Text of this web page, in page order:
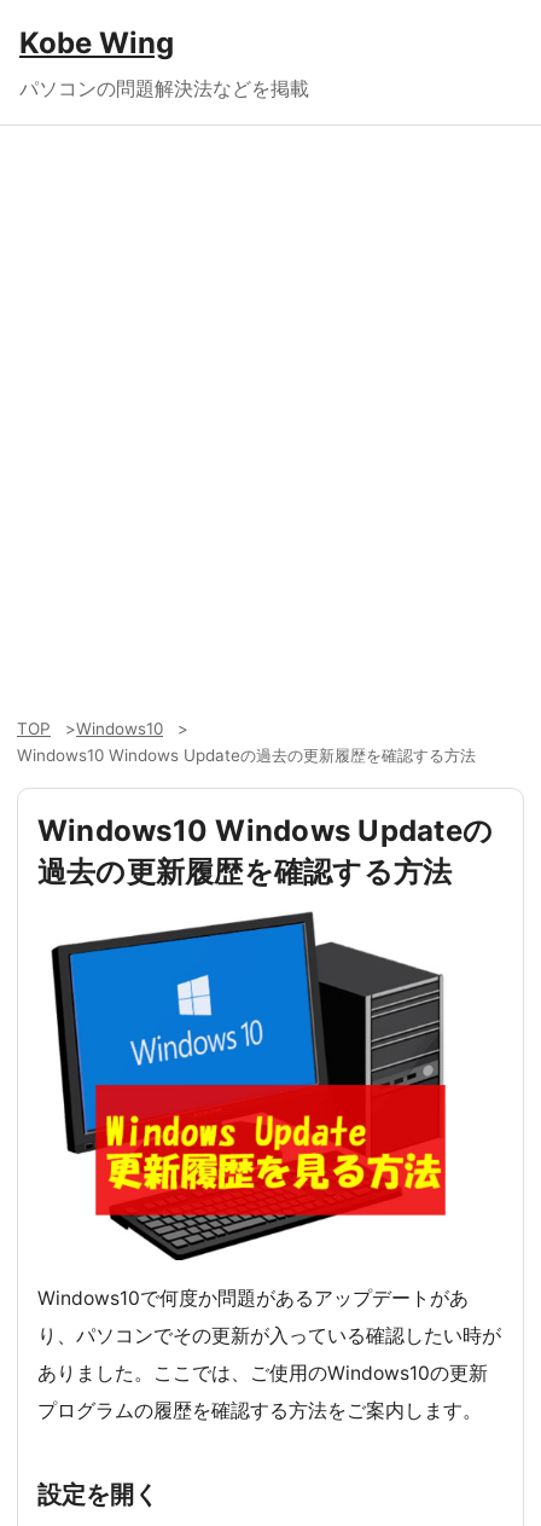
Kobe Wing
パソコンの問題解決法などを掲載
TOP
Windows10
Windows10 Windows Updateの過去の更新履歴を確認する方法
Windows10 Windows Updateの
過去の更新履歴を確認する方法
Windows10で何度か問題があるアップデートがあ
り、パソコンでその更新が入っている確認したい時が
ありました。ここでは、ご使用のWindows10の更新
プログラムの履歴を確認する方法をご案内します。
設定を開く